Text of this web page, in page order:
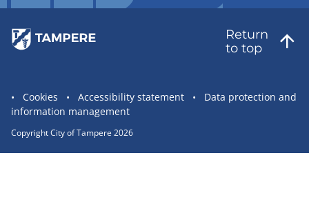
Return
to top
Site
statement
links
Cookies Accessibility statement
Data protection and
information management
Copyright City of Tampere 2026